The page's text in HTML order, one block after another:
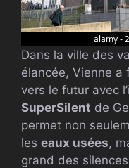
Dans la ville des
élancée, Vienne a
vers le futur avec
SuperSilent de
permet non
les eaux usées,
grand des